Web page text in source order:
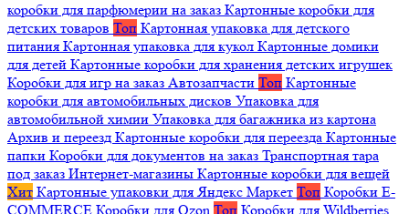
коробки для парфюмерии на заказ Картонные коробки для
детских товаров Топ Картонная упаковка для детского
питания Картонная упаковка для кукол Картонные домики
для детей Картонные коробки для хранения детских игрушек
Коробки для игр на заказ Автозапчасти Топ Картонные
коробки для автомобильных дисков Упаковка для
автомобильной химии Упаковка для багажника из картона
Архив и переезд Картонные коробки для переезда Картонные
папки Коробки для документов на заказ Транспортная тара
под заказ Интернет-магазины Картонные коробки для вещей
Хит Картонные упаковки для Яндекс Маркет Топ Коробки E-
COMMERCE Коробки для Ozon Топ Коробки для Wildberries